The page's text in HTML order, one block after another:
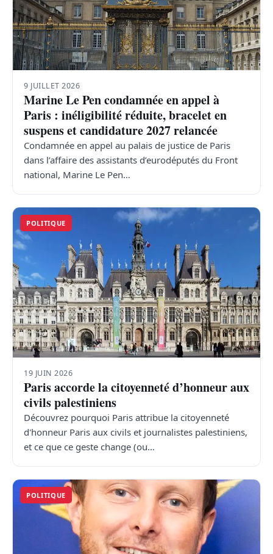
9 JUILLET 2026
Marine Le Pen condamnée en appel à
Paris : inéligibilité réduite, bracelet en
suspens et candidature 2027 relancée
Condamnée en appel au palais de justice de Paris
dans l’affaire des assistants d’eurodéputés du Front
national, Marine Le Pen…
POLITIQUE
19 JUIN 2026
Paris accorde la citoyenneté d’honneur aux
civils palestiniens
Découvrez pourquoi Paris attribue la citoyenneté
d'honneur Paris aux civils et journalistes palestiniens,
et ce que ce geste change (ou…
POLITIQUE